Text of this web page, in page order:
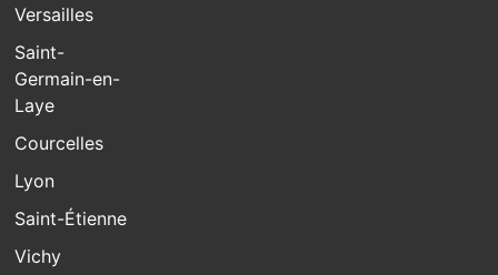
Versailles
Saint-
Germain-en-
Laye
Courcelles
Lyon
Saint-Étienne
Vichy